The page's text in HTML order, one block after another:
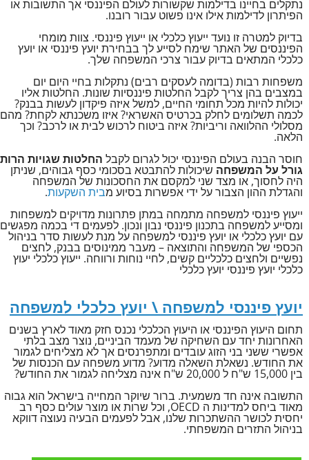
נתקלים בחיינו בדילמות שקשורות לעולם הפיננסי אך התשובות או
הפיתרון לדילמות אילו אינו פשוט עבור רובנו.
בדיוק למטרה זו נועד ייעוץ כלכלי או ייעוץ פיננסי. צוות מומחי
הפיננסים של האתר שימח לסייע לך בבחירת יועץ פיננסי או יועץ
כלכלי המתאים בדיוק עבור צרכי המשפחה שלך.
משפחות רבות (בדומה לעסקים רבים) נתקלות בחיי היום יום
במצבים בהן צריך לקבל החלטות פיננסיות שונות. החלטות אליו
יכולות להיות מכל תחומי החיים, למשל איזה פיקדון לעשות בבנק?
לכמה תשלומים לחלק בכרטיס האשראי? איזו משכנתא לקחת? מהם
מסלולי ההלוואה וריביות? איזה ביטוח לרכוש לבית או לרכב? וכך
הלאה.
חוסר הבנה בעולם הפיננסי יכול לגרום לקבל החלטות שגויות הרות
גורל על המשפחה שיכולות להתבטא בסכומי כסף גבוהים, שניתן
היה לחסוך, או מצד שני למקסם את החסכונות של המשפחה
והגדלת ההון הצבור על ידי אפשרות בסיוע מבית השקעות.
ייעוץ פיננסי למשפחה מתמחה במתן פתרונות מדויקים למשפחות
ומסייע למשפחה בתכנון פיננסי נבון ונכון. לפעמים די בכמה מפגשים
עם יועץ כלכלי או יועץ פיננסי למשפחה על מנת לעשות סדר בניהול
הכספי של המשפחה והתוצאה – מעבר ממינוסים בבנק, לחצים
נפשיים ולחצים כלכליים קשים, לחיי נוחות ורווחה. ייעוץ כלכלי יעוץ
כלכלי יועץ פיננסי יועץ כלכלי
יועץ פיננסי למשפחה \ יועץ כלכלי למשפחה
תחום היעוץ הפיננסי או היעוץ הכלכלי נכנס חזק מאוד לארץ בשנים
האחרונות יחד עם השחיקה של מעמד הביניים, נוצר מצב בלתי
אפשרי ששני בני הזוג עובדים ומתפרנסים אך לא מצליחים לגמור
את החודש. נשאלת השאלה מדוע? מדוע משפחה עם הכנסות של
בין 15,000 ש"ח ל 20,000 ש"ח אינה מצליחה לגמור את החודש?
התשובה אינה חד משמעית. ברור שיוקר המחייה בישראל הוא גבוה
מאוד ביחס למדינות ה OECD, וכל שרות או מוצר עולים כסף רב
יחסית לכושר ההשתכרות שלנו, אבל לפעמים הבעיה נעוצה דווקא
בניהול התזרים המשפחתי.